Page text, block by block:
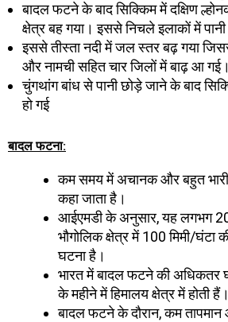
बादल फटने के बाद सिक्किम में दक्षिण
क्षेत्र बह गया। इससे निचले इलाकों में
इससे तीस्ता नदी में जल स्तर बढ़ गया
और नामची सहित चार जिलों में बाढ़ आ गई।
चुंगथांग बांध से पानी छोड़े जाने के बाद
हो गई
बादल फटना:
कम समय में अचानक और बहुत भारी
कहा जाता है।
आईएमडी के अनुसार, यह लगभग
भौगोलिक क्षेत्र में 100 मिमी/घंटा
घटना है।
भारत में बादल फटने की
के महीने में हिमालय क्षेत्र में होती हैं।
बादल फटने के दौरान, कम तापमान